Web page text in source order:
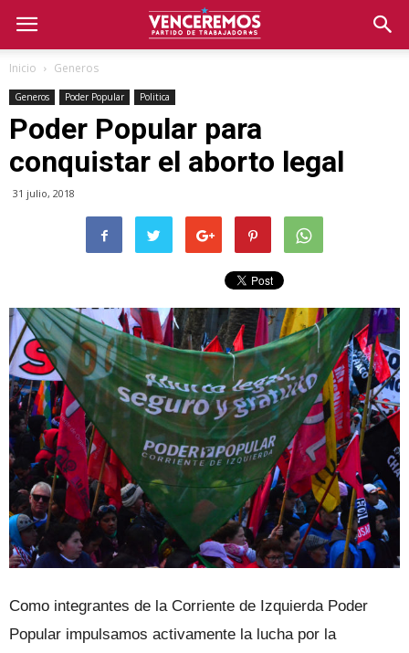
Inicio Generos
Generos Poder Popular Politica
Poder Popular para
conquistar el aborto legal
31 julio, 2018
Como integrantes de la Corriente de Izquierda Poder
Popular impulsamos activamente la lucha por la